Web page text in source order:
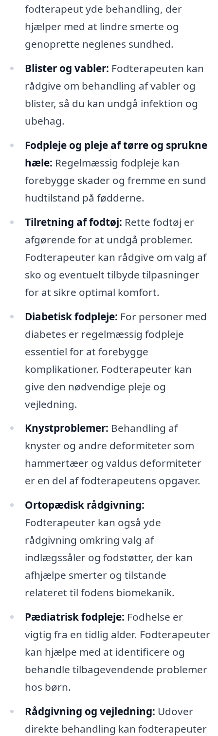
fodterapeut yde behandling, der
hjælper med at lindre smerte og
genoprette neglenes sundhed.
Blister og vabler: Fodterapeuten kan
rådgive om behandling af vabler og
blister, så du kan undgå infektion og
ubehag.
Fodpleje og pleje af tørre og sprukne
hæle: Regelmæssig fodpleje kan
forebygge skader og fremme en sund
hudtilstand på fødderne.
Tilretning af fodtøj: Rette fodtøj er
afgørende for at undgå problemer.
Fodterapeuter kan rådgive om valg af
sko og eventuelt tilbyde tilpasninger
for at sikre optimal komfort.
Diabetisk fodpleje: For personer med
diabetes er regelmæssig fodpleje
essentiel for at forebygge
komplikationer. Fodterapeuter kan
give den nødvendige pleje og
vejledning.
Knystproblemer: Behandling af
knyster og andre deformiteter som
hammertæer og valdus deformiteter
er en del af fodterapeutens opgaver.
Ortopædisk rådgivning:
Fodterapeuter kan også yde
rådgivning omkring valg af
indlægssåler og fodstøtter, der kan
afhjælpe smerter og tilstande
relateret til fodens biomekanik.
Pædiatrisk fodpleje: Fodhelse er
vigtig fra en tidlig alder. Fodterapeuter
kan hjælpe med at identificere og
behandle tilbagevendende problemer
hos børn.
Rådgivning og vejledning: Udover
direkte behandling kan fodterapeuter